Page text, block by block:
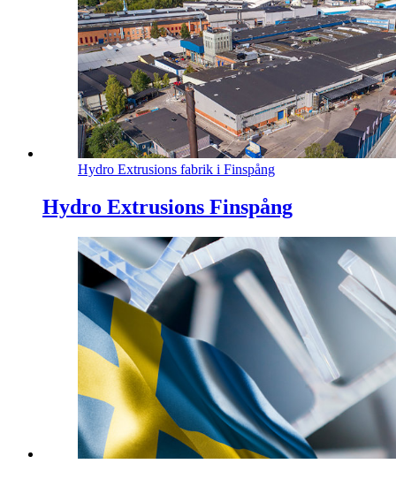
Hydro Extrusions fabrik i Finspång
Hydro Extrusions Finspång